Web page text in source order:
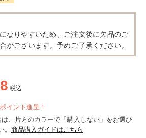
なりやすいため、ご注文後に欠品のご
がございます。予めご了承ください。
税込
ポイント進呈！
、片方のカラーで「購入しない」をお選び
。 商品購入ガイドはこちら